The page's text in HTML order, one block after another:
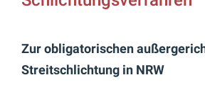
Zur obligatorischen
Streitschlichtung in NRW